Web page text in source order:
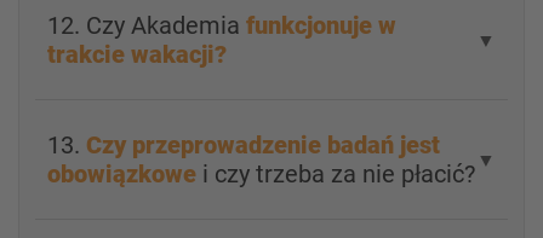
12. Czy Akademia funkcjonuje w
trakcie wakacji?
▼
13. Czy przeprowadzenie badań jest
obowiązkowe i czy trzeba za nie płacić? ▼